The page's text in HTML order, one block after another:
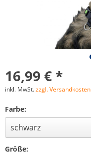
16,99 € *
inkl. MwSt.zzgl. Versandkosten
Farbe:
Größe: